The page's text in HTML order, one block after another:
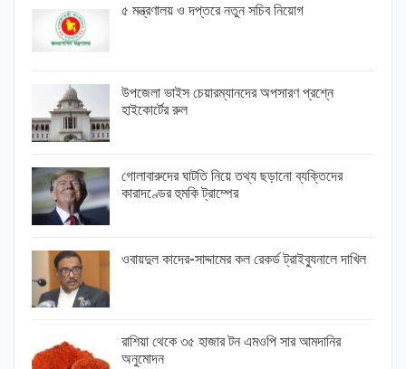
৫ মন্ত্রণালয় ও দপ্তরে নতুন সচিব নিয়োগ
উপজেলা ভাইস চেয়ারম্যানদের অপসারণ প্রশ্নে
হাইকোর্টের রুল
গোলাবারুদের ঘাটতি নিয়ে তথ্য ছড়ানো ব্যক্তিদের
কারাদণ্ডের হুমকি ট্রাম্পের
ওবায়দুল কাদের-সাদ্দামের কল রেকর্ড ট্রাইব্যুনালে দাখিল
রাশিয়া থেকে ৩৫ হাজার টন এমওপি সার আমদানির
অনুমোদন